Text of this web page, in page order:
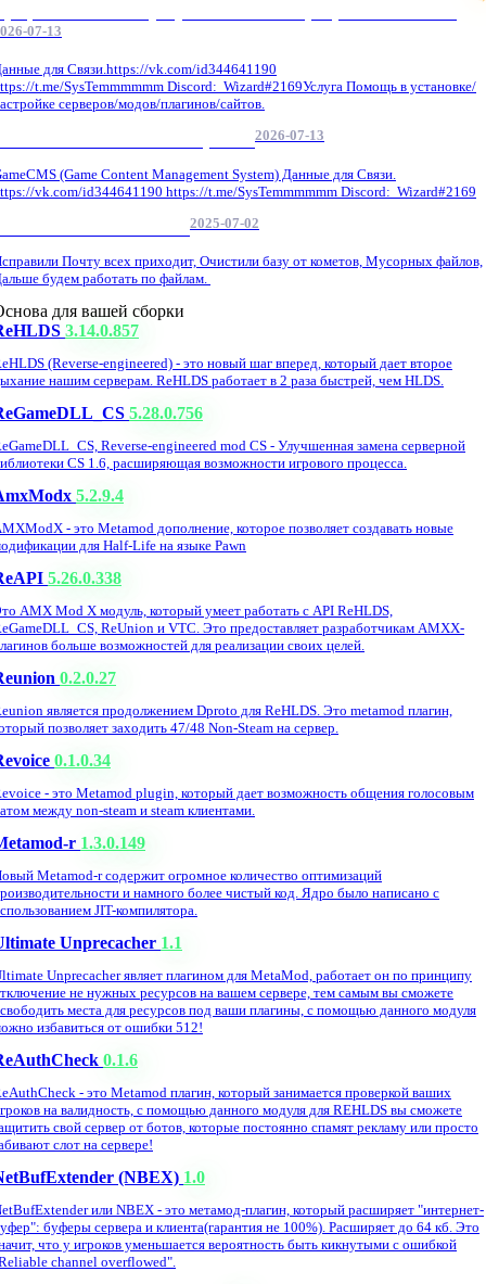
07-13
для Связи.https://vk.com/id344641190
t.me/SysTemmmmmm Discord: Wizard#2169Услуга Помощь в установке/
серверов/модов/плагинов/сайтов.
2026-07-13
(Game Content Management System) Данные для Связи.
vk.com/id344641190 https://t.me/SysTemmmmmm Discord: Wizard#2169
2025-07-02
Почту всех приходит, Очистили базу от кометов, Мусорных файлов,
будем работать по файлам.
для вашей сборки
3.14.0.857
(Reverse-engineered) - это новый шаг вперед, который дает второе
нашим серверам. ReHLDS работает в 2 раза быстрей, чем HLDS.
5.28.0.756
Reverse-engineered mod CS - Улучшенная замена серверной
CS 1.6, расширяющая возможности игрового процесса.
5.2.9.4
- это Metamod дополнение, которое позволяет создавать новые
для Half-Life на языке Pawn
5.26.0.338
AMX Mod X модуль, который умеет работать с API ReHLDS,
ReUnion и VTC. Это предоставляет разработчикам AMXX-
больше возможностей для реализации своих целей.
0.2.0.27
является продолжением Dproto для ReHLDS. Это metamod плагин,
позволяет заходить 47/48 Non-Steam на сервер.
0.1.0.34
- это Metamod plugin, который дает возможность общения голосовым
между non-steam и steam клиентами.
r 1.3.0.149
Metamod-r содержит огромное количество оптимизаций
и намного более чистый код. Ядро было написано с
JIT-компилятора.
Unprecacher 1.1
Unprecacher являет плагином для MetaMod, работает он по принципу
не нужных ресурсов на вашем сервере, тем самым вы сможете
места для ресурсов под ваши плагины, с помощью данного модуля
избавиться от ошибки 512!
0.1.6
- это Metamod плагин, который занимается проверкой ваших
на валидность, с помощью данного модуля для REHLDS вы сможете
свой сервер от ботов, которые постоянно спамят рекламу или просто
слот на сервере!
(NBEX) 1.0
или NBEX - это метамод-плагин, который расширяет "интернет-
буферы сервера и клиента(гарантия не 100%). Расширяет до 64 кб. Это
что у игроков уменьшается вероятность быть кикнутыми с ошибкой
channel overflowed".